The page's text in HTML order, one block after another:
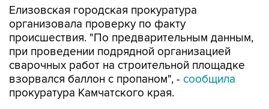
Елизовская городская прокуратура
организовала проверку по факту
происшествия. "По предварительным данным,
при проведении подрядной организацией
сварочных работ на строительной площадке
взорвался баллон с пропаном", - сообщила
прокуратура Камчатского края.